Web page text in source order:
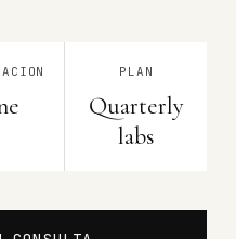
PLAN
Quarterly
labs